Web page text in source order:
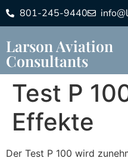
801-245-9440
Larson Aviation
Consultants
Test P
Effekte
Der Test P 100 wird